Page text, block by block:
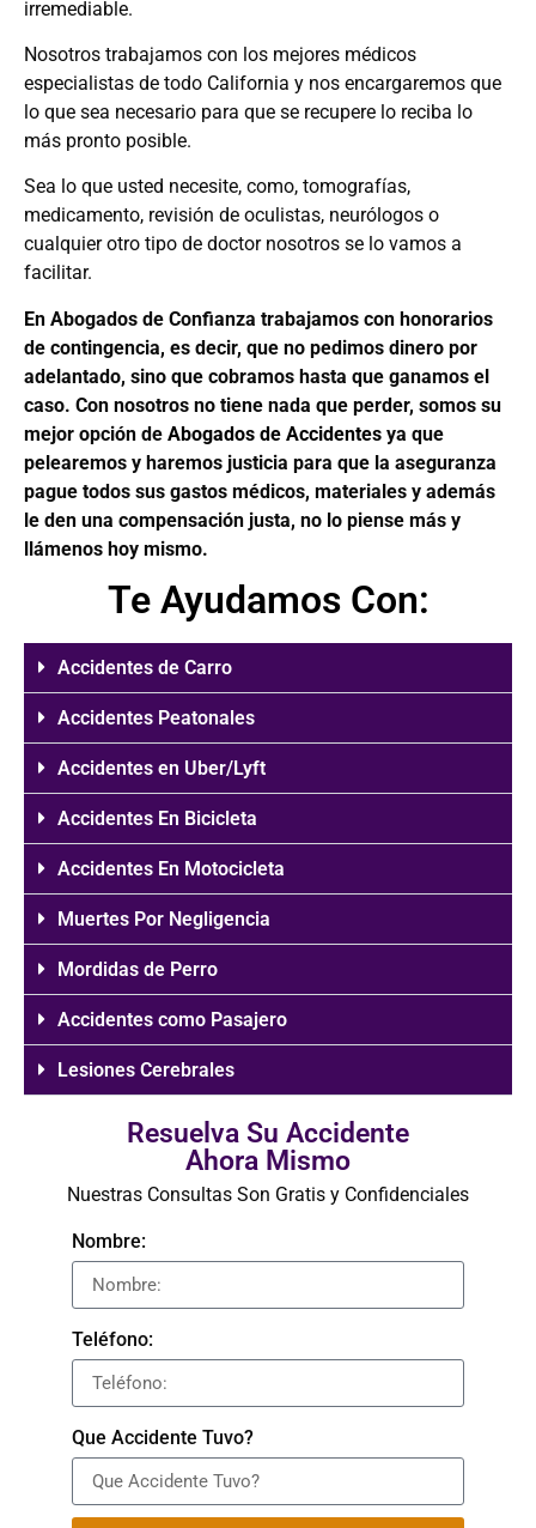
irremediable.
Nosotros trabajamos con los mejores médicos
especialistas de todo California y nos encargaremos que
lo que sea necesario para que se recupere lo reciba lo
más pronto posible.
Sea lo que usted necesite, como, tomografías,
medicamento, revisión de oculistas, neurólogos o
cualquier otro tipo de doctor nosotros se lo vamos a
facilitar.
En Abogados de Confianza trabajamos con honorarios
de contingencia, es decir, que no pedimos dinero por
adelantado, sino que cobramos hasta que ganamos el
caso. Con nosotros no tiene nada que perder, somos su
mejor opción de Abogados de Accidentes ya que
pelearemos y haremos justicia para que la aseguranza
pague todos sus gastos médicos, materiales y además
le den una compensación justa, no lo piense más y
llámenos hoy mismo.
Te Ayudamos Con:
Accidentes de Carro
Accidentes Peatonales
Accidentes en Uber/Lyft
Accidentes En Bicicleta
Accidentes En Motocicleta
Muertes Por Negligencia
Mordidas de Perro
Accidentes como Pasajero
Lesiones Cerebrales
Resuelva Su Accidente
Ahora Mismo
Nuestras Consultas Son Gratis y Confidenciales
Nombre:
Teléfono:
Que Accidente Tuvo?